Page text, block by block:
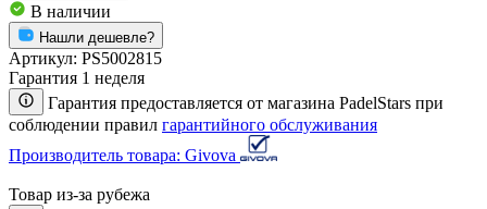
В наличии
Нашли дешевле?
Артикул: PS5002815
Гарантия 1 неделя
Гарантия предоставляется от магазина PadelStars при
соблюдении правил гарантийного обслуживания
Производитель товара: Givova
Товар из-за рубежа